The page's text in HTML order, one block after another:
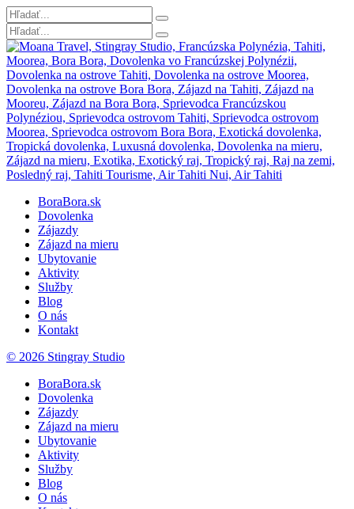
BoraBora.sk
Dovolenka
Zájazdy
Zájazd na mieru
Ubytovanie
Aktivity
Služby
Blog
O nás
Kontakt
© 2026 Stingray Studio
BoraBora.sk
Dovolenka
Zájazdy
Zájazd na mieru
Ubytovanie
Aktivity
Služby
Blog
O nás